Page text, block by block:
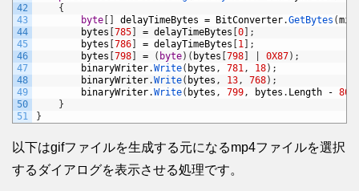
42
43
44
45
46
47
48
49
50
51
{
byte
delayTimeBytes = BitConverter.GetBytes (
bytes 785 = delayTimeBytes 0
;
bytes 786 = delayTimeBytes 1
;
bytes 798 = ( byte) ( bytes 798 0X87) ;
binaryWriter.Write( bytes , 781, 18) ;
binaryWriter.Write( bytes , 13, 768) ;
binaryWriter.Write( bytes , 799, bytes . Length - 800
}
}
以下はgifファイルを生成する元になるmp4ファイルを選択
するダイアログを表示させる処理です。